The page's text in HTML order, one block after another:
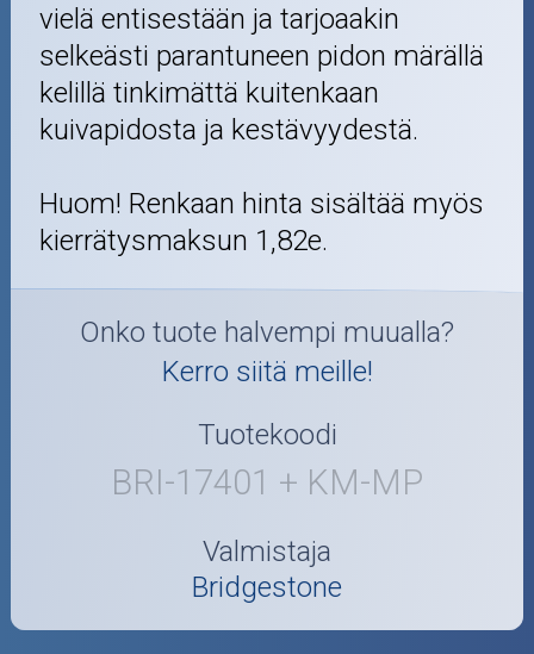
vielä entisestään ja tarjoaakin
selkeästi parantuneen pidon märällä
kelillä tinkimättä kuitenkaan
kuivapidosta ja kestävyydestä.
Huom! Renkaan hinta sisältää myös
kierrätysmaksun 1,82e.
Onko tuote halvempi muualla?
Kerro siitä meille!
Tuotekoodi
BRI-17401 + KM-MP
Valmistaja
Bridgestone